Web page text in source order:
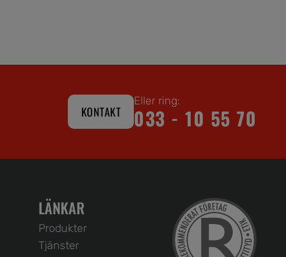
KONTAKT
Eller ring:
033 - 10 55 70
LÄNKAR
Produkter
Tjänster